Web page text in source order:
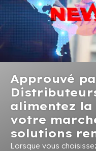
Approuvé
alimentez la
votre
solutions
Lorsque vous